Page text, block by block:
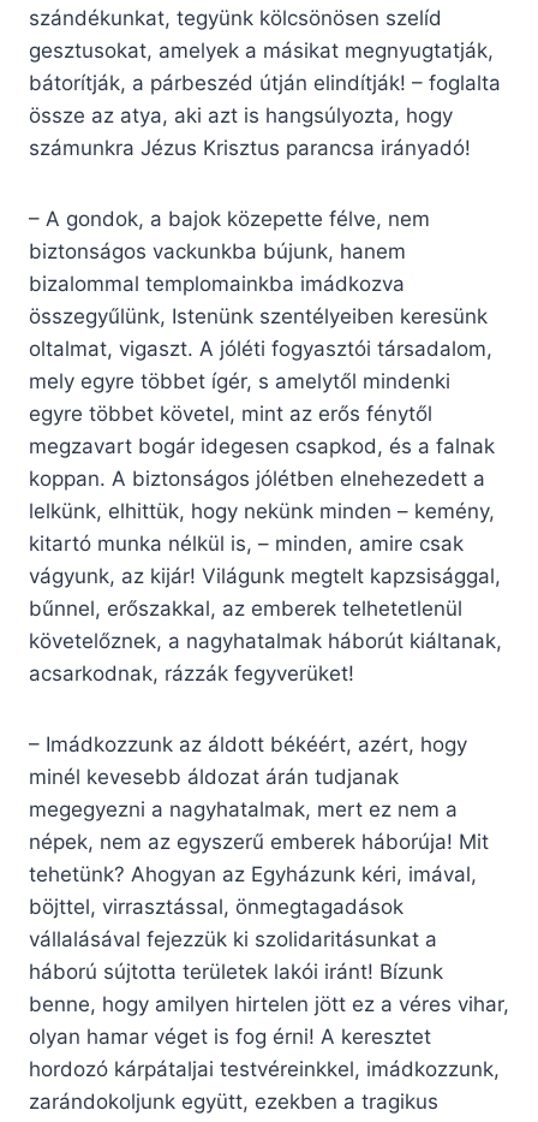
szándékunkat, tegyünk kölcsönösen szelíd
gesztusokat, amelyek a másikat megnyugtatják,
bátorítják, a párbeszéd útján elindítják! – foglalta
össze az atya, aki azt is hangsúlyozta, hogy
számunkra Jézus Krisztus parancsa irányadó!
– A gondok, a bajok közepette félve, nem
biztonságos vackunkba bújunk, hanem
bizalommal templomainkba imádkozva
összegyűlünk, Istenünk szentélyeiben keresünk
oltalmat, vigaszt. A jóléti fogyasztói társadalom,
mely egyre többet ígér, s amelytől mindenki
egyre többet követel, mint az erős fénytől
megzavart bogár idegesen csapkod, és a falnak
koppan. A biztonságos jólétben elnehezedett a
lelkünk, elhittük, hogy nekünk minden – kemény,
kitartó munka nélkül is, – minden, amire csak
vágyunk, az kijár! Világunk megtelt kapzsisággal,
bűnnel, erőszakkal, az emberek telhetetlenül
követelőznek, a nagyhatalmak háborút kiáltanak,
acsarkodnak, rázzák fegyverüket!
– Imádkozzunk az áldott békéért, azért, hogy
minél kevesebb áldozat árán tudjanak
megegyezni a nagyhatalmak, mert ez nem a
népek, nem az egyszerű emberek háborúja! Mit
tehetünk? Ahogyan az Egyházunk kéri, imával,
böjttel, virrasztással, önmegtagadások
vállalásával fejezzük ki szolidaritásunkat a
háború sújtotta területek lakói iránt! Bízunk
benne, hogy amilyen hirtelen jött ez a véres vihar,
olyan hamar véget is fog érni! A keresztet
hordozó kárpátaljai testvéreinkkel, imádkozzunk,
zarándokoljunk együtt, ezekben a tragikus